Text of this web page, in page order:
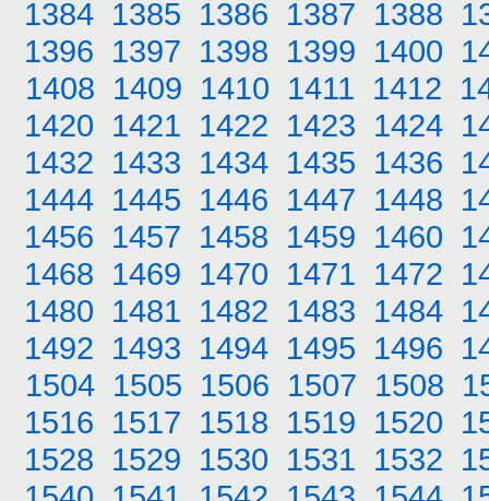
1384 1385 1386 1387 1388
1396 1397 1398 1399 1400
1408 1409 1410 1411 1412
1420 1421 1422 1423 1424
1432 1433 1434 1435 1436
1444 1445 1446 1447 1448
1456 1457 1458 1459 1460
1468 1469 1470 1471 1472
1480 1481 1482 1483 1484
1492 1493 1494 1495 1496
1504 1505 1506 1507 1508
1516 1517 1518 1519 1520
1528 1529 1530 1531 1532